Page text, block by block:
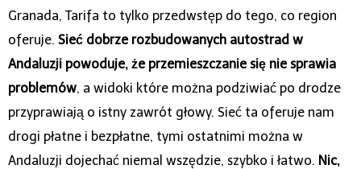
Granada, Tarifa to tylko przedwstęp do tego, co region
oferuje. Sieć dobrze rozbudowanych autostrad w
Andaluzji powoduje, że przemieszczanie się nie sprawia
problemów, a widoki które można podziwiać po drodze
przyprawiają o istny zawrót głowy. Sieć ta oferuje nam
drogi płatne i bezpłatne, tymi ostatnimi można w
Andaluzji dojechać niemal wszędzie, szybko i łatwo. Nic,